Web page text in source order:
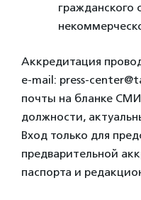
гражданского
Аккредитация
e-mail: press-
почты на бланке
должности,
Вход только для
предварительной
паспорта и